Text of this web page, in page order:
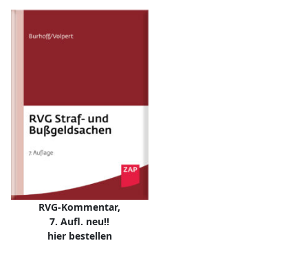
RVG-Kommentar,
7. Aufl. neu!!
hier bestellen